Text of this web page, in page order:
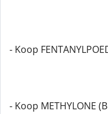
- Koop
- Koop METHYLONE